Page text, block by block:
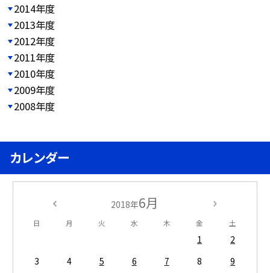
2014年度
2013年度
2012年度
2011年度
2010年度
2009年度
2008年度
カレンダー
2018年6月
日 月 火 水 木 金 土
1
2
3
4 5 6 7 8
9